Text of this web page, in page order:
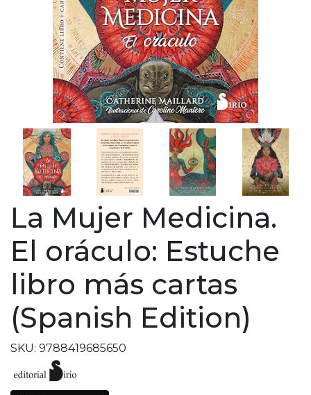
La Mujer Medicina.
El oráculo: Estuche
libro más cartas
(Spanish Edition)
SKU: 9788419685650